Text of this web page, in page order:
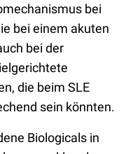
bei
bei einem akuten
bei der
die beim SLE
sein könnten.
Biologicals in